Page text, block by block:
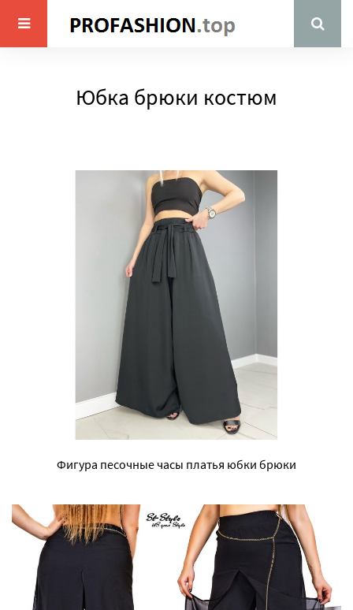
Юбка брюки костюм
Фигура песочные часы платья юбки брюки